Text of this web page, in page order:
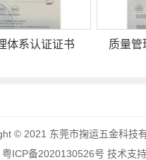
体系认证证书 质量管
© 2021 东莞市掬运五金科技
粤ICP备2020130526号 技术支持